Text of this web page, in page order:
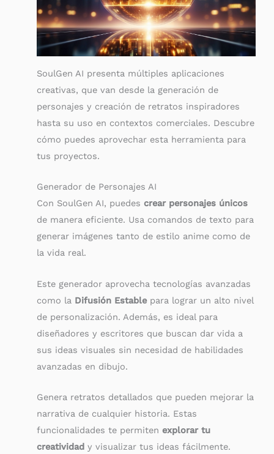
SoulGen AI presenta múltiples aplicaciones
creativas, que van desde la generación de
personajes y creación de retratos inspiradores
hasta su uso en contextos comerciales. Descubre
cómo puedes aprovechar esta herramienta para
tus proyectos.
Generador de Personajes AI
Con SoulGen AI, puedes crear personajes únicos
de manera eficiente. Usa comandos de texto para
generar imágenes tanto de estilo anime como de
la vida real.
Este generador aprovecha tecnologías avanzadas
como la Difusión Establepara lograr un alto nivel
de personalización. Además, es ideal para
diseñadores y escritores que buscan dar vida a
sus ideas visuales sin necesidad de habilidades
avanzadas en dibujo.
Genera retratos detallados que pueden mejorar la
narrativa de cualquier historia. Estas
funcionalidades te permiten explorar tu
creatividad y visualizar tus ideas fácilmente.